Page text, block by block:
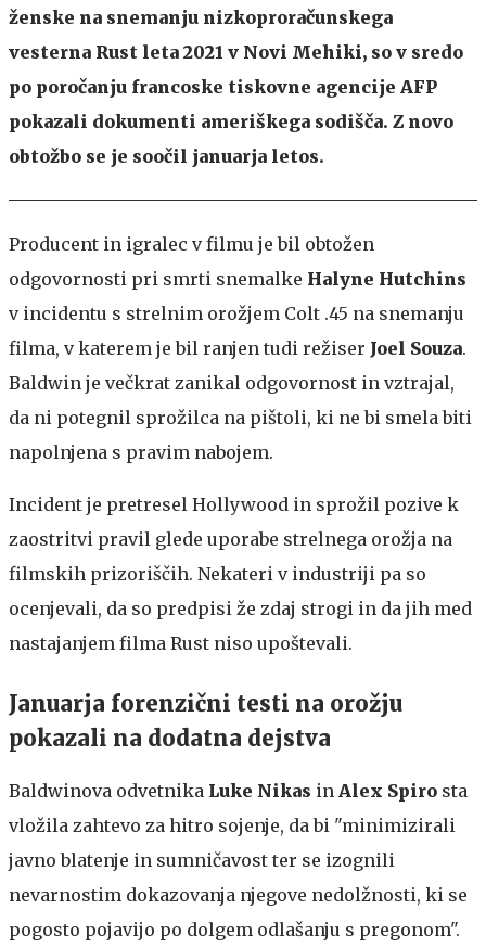
ženske na snemanju nizkoproračunskega
vesterna Rust leta 2021 v Novi Mehiki, so v sredo
po poročanju francoske tiskovne agencije AFP
pokazali dokumenti ameriškega sodišča. Z novo
obtožbo se je soočil januarja letos.
Producent in igralec v filmu je bil obtožen
odgovornosti pri smrti snemalke Halyne Hutchins
v incidentu s strelnim orožjem Colt .45 na snemanju
filma, v katerem je bil ranjen tudi režiser Joel Souza.
Baldwin je večkrat zanikal odgovornost in vztrajal,
da ni potegnil sprožilca na pištoli, ki ne bi smela biti
napolnjena s pravim nabojem.
Incident je pretresel Hollywood in sprožil pozive k
zaostritvi pravil glede uporabe strelnega orožja na
filmskih prizoriščih. Nekateri v industriji pa so
ocenjevali, da so predpisi že zdaj strogi in da jih med
nastajanjem filma Rust niso upoštevali.
Januarja forenzični testi na orožju
pokazali na dodatna dejstva
Baldwinova odvetnika Luke Nikas in Alex Spiro sta
vložila zahtevo za hitro sojenje, da bi "minimizirali
javno blatenje in sumničavost ter se izognili
nevarnostim dokazovanja njegove nedolžnosti, ki se
pogosto pojavijo po dolgem odlašanju s pregonom".